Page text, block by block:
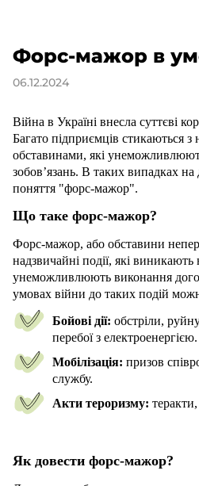
Форс-мажор в
06.12.2024
Війна в Україні внесла суттєві
Багато підприємців стикаються
обставинами, які
зобов’язань. В таких випадках
поняття "форс-мажор".
Що таке форс-мажор?
Форс-мажор, або обставини
надзвичайні події, які виникають
унеможливлюють виконання
умовах війни до таких подій
Бойові дії: обстріли,
перебої з електроенергією.
Мобілізація: призов
службу.
Акти тероризму: теракти,
Як довести форс-мажор?